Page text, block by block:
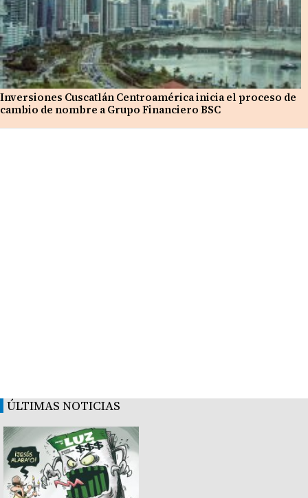
Inversiones Cuscatlán Centroamérica inicia el proceso de
cambio de nombre a Grupo Financiero BSC
ÚLTIMAS NOTICIAS